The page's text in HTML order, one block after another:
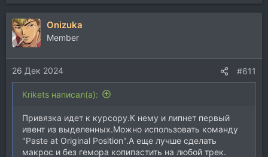
Onizuka
Member
26 Дек 2024 #611
Krikets написал(а):
Привязка идет к курсору.К нему и липнет первый
ивент из выделенных.Можно использовать команду
"Paste at Original Position".А еще лучше сделать
макрос и без гемора копипастить на любой трек.